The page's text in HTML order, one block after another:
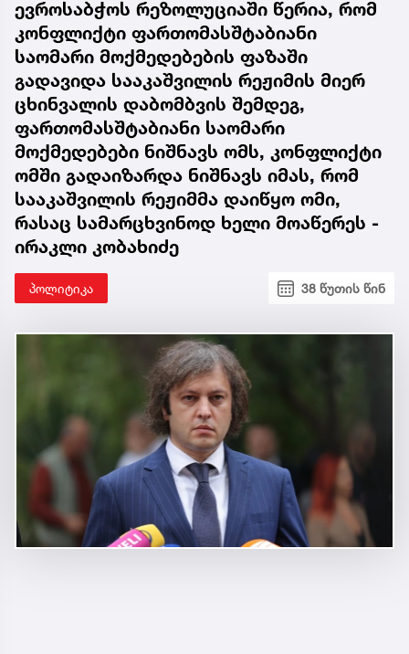
ევროსაბჭოს რეზოლუციაში წერია, რომ
კონფლიქტი ფართომასშტაბიანი
საომარი მოქმედებების ფაზაში
გადავიდა სააკაშვილის რეჟიმის მიერ
ცხინვალის დაბომბვის შემდეგ,
ფართომასშტაბიანი საომარი
მოქმედებები ნიშნავს ომს, კონფლიქტი
ომში გადაიზარდა ნიშნავს იმას, რომ
სააკაშვილის რეჟიმმა დაიწყო ომი,
რასაც სამარცხვინოდ ხელი მოაწერეს -
ირაკლი კობახიძე
პოლიტიკა 38 წუთის წინ